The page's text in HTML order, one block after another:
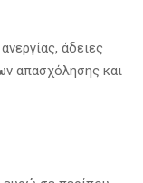
άδειες
απασχόλησης και